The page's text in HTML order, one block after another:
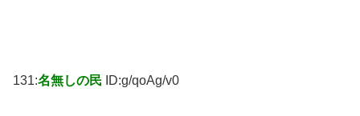
131:名無しの民 ID:g/qoAg/v0